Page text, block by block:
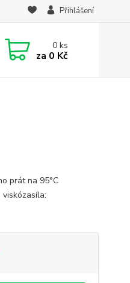
Přihlášení
0ks
za 0 Kč
prát na 95°C